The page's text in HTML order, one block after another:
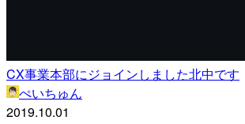
CX事業本部にジョインしました北中です
ぺいちゅん
2019.10.01